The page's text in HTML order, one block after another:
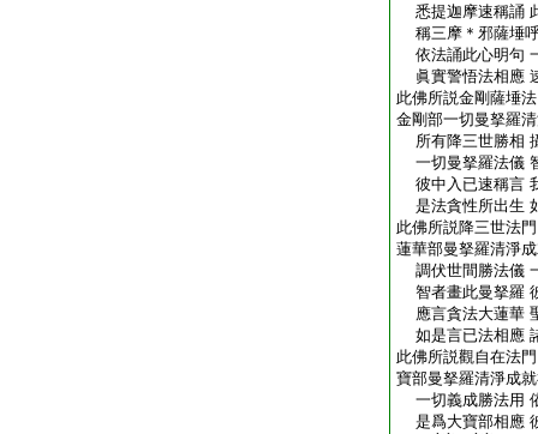
悉提迦摩速稱誦
稱三摩＊邪薩埵
依法誦此心明句
眞實警悟法相應
此佛所説金剛薩埵
金剛部一切曼拏羅
所有降三世勝相
一切曼拏羅法儀
彼中入已速稱言
是法貪性所出生
此佛所説降三世法門
蓮華部曼拏羅清淨
調伏世間勝法儀
智者畫此曼拏羅
應言貪法大蓮華
如是言已法相應
此佛所説觀自在法門
寶部曼拏羅清淨成
一切義成勝法用
是爲大寶部相應